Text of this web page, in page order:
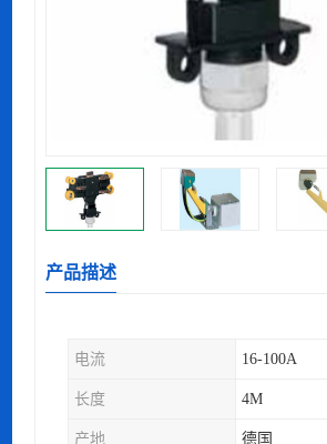
产品描述
电流 16-100A
长度 4M
产地 德国